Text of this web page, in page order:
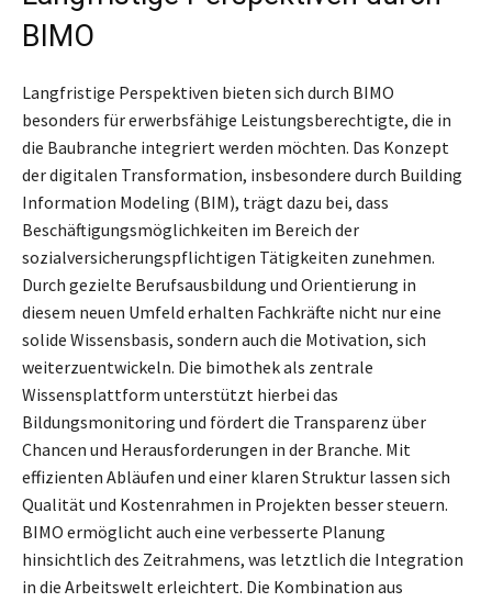
BIMO
Langfristige Perspektiven bieten sich durch BIMO
besonders für erwerbsfähige Leistungsberechtigte, die in
die Baubranche integriert werden möchten. Das Konzept
der digitalen Transformation, insbesondere durch Building
Information Modeling (BIM), trägt dazu bei, dass
Beschäftigungsmöglichkeiten im Bereich der
sozialversicherungspflichtigen Tätigkeiten zunehmen.
Durch gezielte Berufsausbildung und Orientierung in
diesem neuen Umfeld erhalten Fachkräfte nicht nur eine
solide Wissensbasis, sondern auch die Motivation, sich
weiterzuentwickeln. Die bimothek als zentrale
Wissensplattform unterstützt hierbei das
Bildungsmonitoring und fördert die Transparenz über
Chancen und Herausforderungen in der Branche. Mit
effizienten Abläufen und einer klaren Struktur lassen sich
Qualität und Kostenrahmen in Projekten besser steuern.
BIMO ermöglicht auch eine verbesserte Planung
hinsichtlich des Zeitrahmens, was letztlich die Integration
in die Arbeitswelt erleichtert. Die Kombination aus